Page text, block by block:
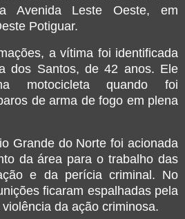
Avenida Leste Oeste, em
Potiguar.
a vítima foi identificada
dos Santos, de 42 anos. Ele
motocicleta quando foi
de arma de fogo em plena
Grande do Norte foi acionada
da área para o trabalho das
e da perícia criminal. No
ficaram espalhadas pela
da ação criminosa.